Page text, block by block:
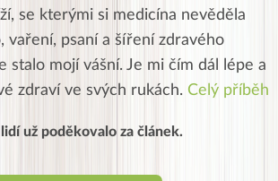
se kterými si medicína nevěděla
vaření, psaní a šíření zdravého
stalo mojí vášní. Je mi čím dál lépe a
zdraví ve svých rukách. Celý příběh
už poděkovalo za článek.